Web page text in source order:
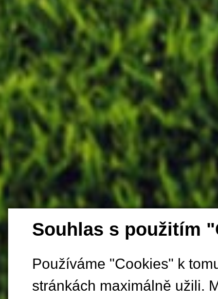
Souhlas s použitím
Používáme "Cookies" k
stránkách maximálně užili.